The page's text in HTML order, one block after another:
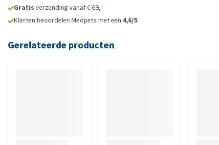
Gratis verzending vanaf € 69,-
Klanten beoordelen Medpets met een 4,6/5
Gerelateerde producten